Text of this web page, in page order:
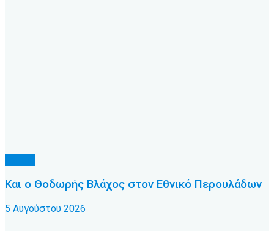
Και ο Θοδωρής Βλάχος στον Εθνικό Περουλάδων
5 Αυγούστου 2026